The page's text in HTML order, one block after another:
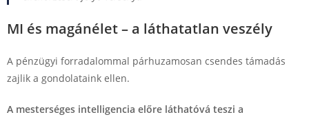
MI és magánélet – a láthatatlan veszély
A pénzügyi forradalommal párhuzamosan csendes támadás
zajlik a gondolataink ellen.
A mesterséges intelligencia előre láthatóvá teszi a